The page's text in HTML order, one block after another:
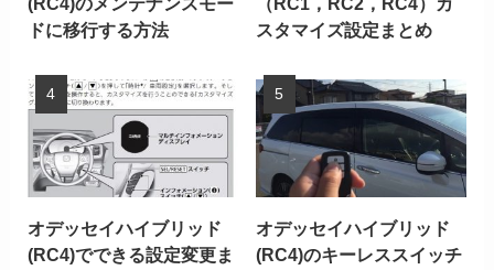
ドに移行する方法
スタマイズ設定まとめ
オデッセイハイブリッド
(RC4)でできる設定変更ま
オデッセイハイブリッド
(RC4)のキーレススイッチ